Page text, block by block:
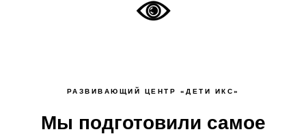
РАЗВИВАЮЩИЙ ЦЕНТР «ДЕТИ ИКС»
Мы подготовили самое